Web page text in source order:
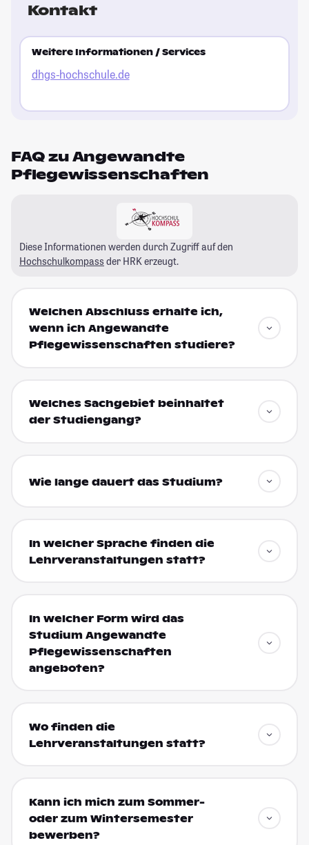
Kontakt
Weitere Informationen / Services
dhgs-hochschule.de
FAQ zu Angewandte
Pflegewissenschaften
Diese Informationen werden durch Zugriff auf den
Hochschulkompass der HRK erzeugt.
Welchen Abschluss erhalte ich,
wenn ich Angewandte
Pflegewissenschaften studiere?
Welches Sachgebiet beinhaltet
der Studiengang?
Wie lange dauert das Studium?
In welcher Sprache finden die
Lehrveranstaltungen statt?
In welcher Form wird das
Studium Angewandte
Pflegewissenschaften
angeboten?
Wo finden die
Lehrveranstaltungen statt?
Kann ich mich zum Sommer-
oder zum Wintersemester
bewerben?